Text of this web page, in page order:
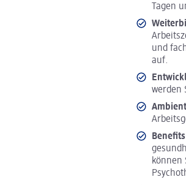
Tagen
und
auf.
werden
können